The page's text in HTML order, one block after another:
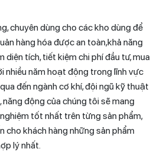
chuyên dùng cho các kho dùng để
hàng hóa được an toàn,khả năng
diện tích, tiết kiệm chi phí đầu tư, mua
nhiều năm hoạt động trong lĩnh vực
đến ngành cơ khí, đội ngũ kỹ thuật
động của chúng tôi sẽ mang
tốt nhất trên từng sản phẩm,
cho khách hàng những sản phẩm
lý nhất.